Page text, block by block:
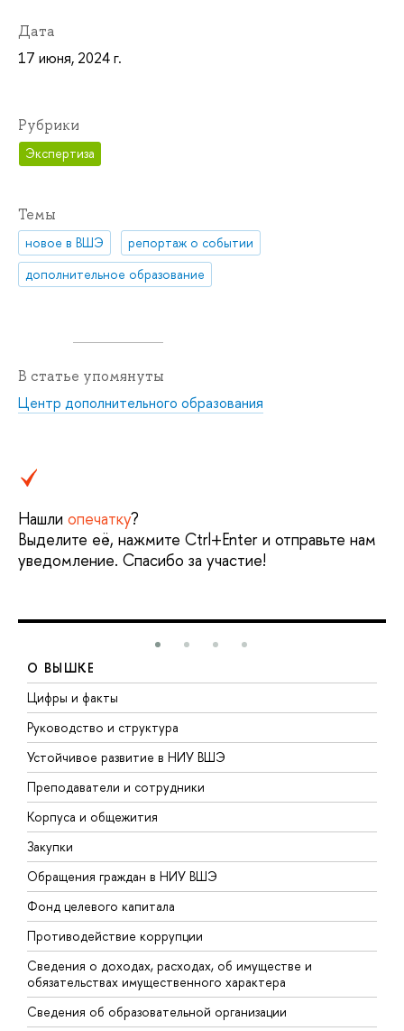
Дата
17 июня, 2024 г.
Рубрики
Экспертиза
Темы
новое в ВШЭ
репортаж о событии
дополнительное образование
В статье упомянуты
Центр дополнительного образования
Нашли опечатку?
Выделите её, нажмите Ctrl+Enter и отправьте нам
уведомление. Спасибо за участие!
О ВЫШКЕ
Цифры и факты
Руководство и структура
Устойчивое развитие в НИУ ВШЭ
Преподаватели и сотрудники
Корпуса и общежития
Закупки
Обращения граждан в НИУ ВШЭ
Фонд целевого капитала
Противодействие коррупции
Сведения о доходах, расходах, об имуществе и
обязательствах имущественного характера
Сведения об образовательной организации